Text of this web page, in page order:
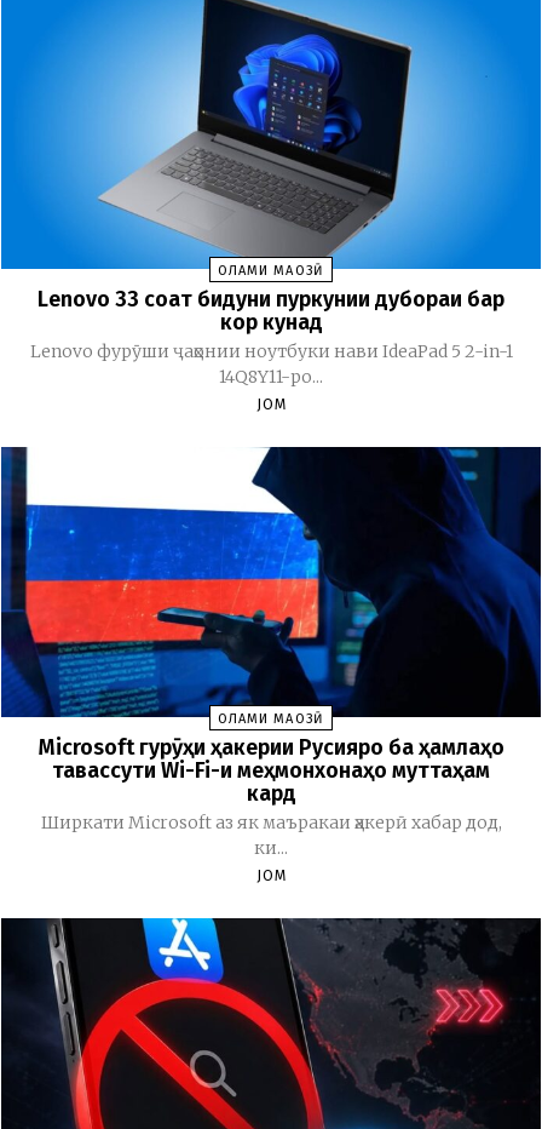
ОЛАМИ МАҶОЗӢ
Lenovo 33 соат бидуни пуркунии дубораи барқ
кор кунад
Lenovo фурӯши ҷаҳонии ноутбуки нави IdeaPad 5 2-in-1
14Q8Y11-ро...
JOM
ОЛАМИ МАҶОЗӢ
Microsoft гурӯҳи ҳакерии Русияро ба ҳамлаҳо
тавассути Wi-Fi-и меҳмонхонаҳо муттаҳам
кард
Ширкати Microsoft аз як маъракаи ҳакерӣ хабар дод,
ки...
JOM